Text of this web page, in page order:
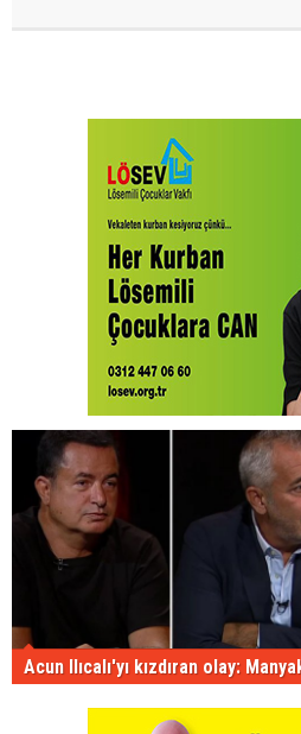
Acun Ilıcalı'yı kızdıran olay: